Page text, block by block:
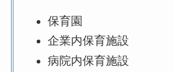
保育園
企業内保育施設
病院内保育施設